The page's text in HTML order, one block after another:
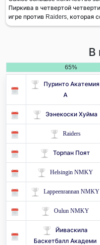
Пиркива в четвертой
игре против Raiders, которая
В
65%
Пуринто Акатемия
А
Ээнекоски Хуйма
Raiders
Торпан Поят
Helsingin NMKY
Lappeenrannan NMKY
Oulun NMKY
Йиваскила
Баскетбалл Академи